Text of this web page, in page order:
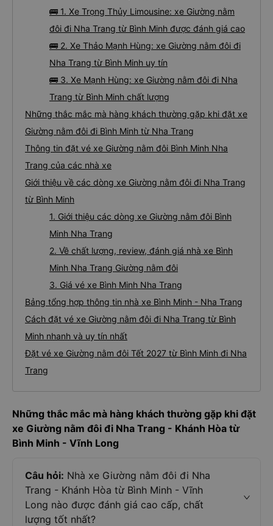
🚌 1. Xe Trọng Thủy Limousine: xe Giường nằm
đôi đi Nha Trang từ Bình Minh được đánh giá cao
🚌 2. Xe Thảo Mạnh Hùng: xe Giường nằm đôi đi
Nha Trang từ Bình Minh uy tín
🚌 3. Xe Mạnh Hùng: xe Giường nằm đôi đi Nha
Trang từ Bình Minh chất lượng
Những thắc mắc mà hàng khách thường gặp khi đặt xe
Giường nằm đôi đi Bình Minh từ Nha Trang
Thông tin đặt vé xe Giường nằm đôi Bình Minh Nha
Trang của các nhà xe
Giới thiệu về các dòng xe Giường nằm đôi đi Nha Trang
từ Bình Minh
1. Giới thiệu các dòng xe Giường nằm đôi Bình
Minh Nha Trang
2. Về chất lượng, review, đánh giá nhà xe Bình
Minh Nha Trang Giường nằm đôi
3. Giá vé xe Bình Minh Nha Trang
Bảng tổng hợp thông tin nhà xe Bình Minh - Nha Trang
Cách đặt vé xe Giường nằm đôi đi Nha Trang từ Bình
Minh nhanh và uy tín nhất
Đặt vé xe Giường nằm đôi Tết 2027 từ Bình Minh đi Nha
Trang
Những thắc mắc mà hàng khách thường gặp khi đặt
xe Giường nằm đôi đi Nha Trang - Khánh Hòa từ
Bình Minh - Vĩnh Long
Câu hỏi: Nhà xe Giường nằm đôi đi Nha
Trang - Khánh Hòa từ Bình Minh - Vĩnh
Long nào được đánh giá cao cấp, chất
lượng tốt nhất?